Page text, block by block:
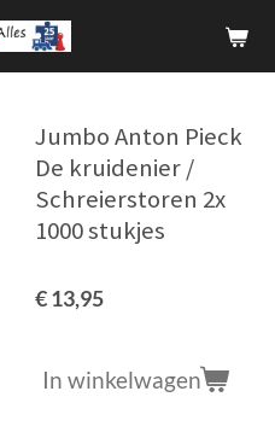
Jumbo Anton Pieck
De kruidenier /
Schreierstoren 2x
1000 stukjes
€ 13,95
In winkelwagen